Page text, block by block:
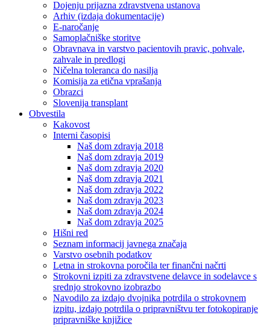
Dojenju prijazna zdravstvena ustanova
Arhiv (izdaja dokumentacije)
E-naročanje
Samoplačniške storitve
Obravnava in varstvo pacientovih pravic, pohvale,
zahvale in predlogi
Ničelna toleranca do nasilja
Komisija za etična vprašanja
Obrazci
Slovenija transplant
Obvestila
Kakovost
Interni časopisi
Naš dom zdravja 2018
Naš dom zdravja 2019
Naš dom zdravja 2020
Naš dom zdravja 2021
Naš dom zdravja 2022
Naš dom zdravja 2023
Naš dom zdravja 2024
Naš dom zdravja 2025
Hišni red
Seznam informacij javnega značaja
Varstvo osebnih podatkov
Letna in strokovna poročila ter finančni načrti
Strokovni izpiti za zdravstvene delavce in sodelavce s
srednjo strokovno izobrazbo
Navodilo za izdajo dvojnika potrdila o strokovnem
izpitu, izdajo potrdila o pripravništvu ter fotokopiranje
pripravniške knjižice